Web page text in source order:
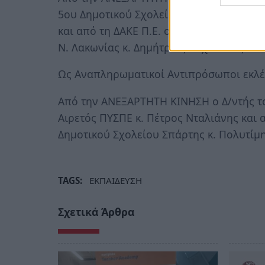
5ου Δημοτικού Σχολείου Σπάρτης και
και από τη ΔΑΚΕ Π.Ε. ο Δ/ντής του 9ου
Ν. Λακωνίας κ. Δημήτριος Μιχαλάκος.
Ως Αναπληρωματικοί Αντιπρόσωποι
Από την ΑΝΕΞΑΡΤΗΤΗ ΚΙΝΗΣΗ ο Δ/ντής
Αιρετός ΠΥΣΠΕ κ. Πέτρος Νταλιάνης
Δημοτικού Σχολείου Σπάρτης κ.
TAGS: ΕΚΠΑΙΔΕΥΣΗ
Σχετικά Άρθρα